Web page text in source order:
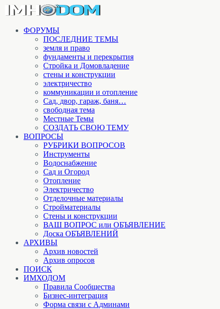
ФОРУМЫ
ПОСЛЕДНИЕ ТЕМЫ
земля и право
фундаменты и перекрытия
Стройка и Домовладение
стены и конструкции
электричество
коммуникации и отопление
Cад, двор, гараж, баня…
свободная тема
Местные Темы
СОЗДАТЬ СВОЮ ТЕМУ
ВОПРОСЫ
РУБРИКИ ВОПРОСОВ
Инструменты
Водоснабжение
Сад и Огород
Отопление
Электричество
Отделочные материалы
Стройматериалы
Стены и конструкции
ВАШ ВОПРОС или ОБЪЯВЛЕНИЕ
Доска ОБЪЯВЛЕНИЙ
АРХИВЫ
Архив новостей
Архив опросов
ПОИСК
ИМХОДОМ
Правила Сообщества
Бизнес-интеграция
Форма связи с Админами